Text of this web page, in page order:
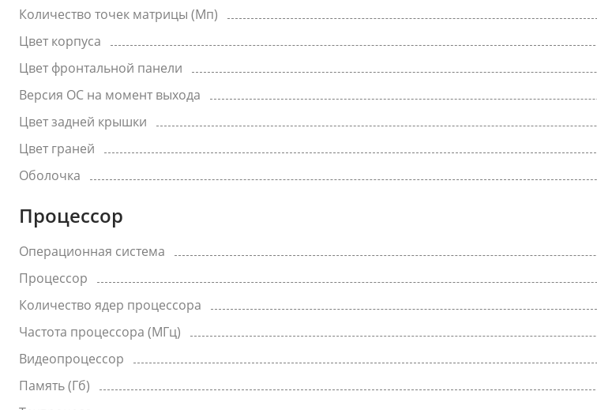
Количество точек матрицы (Мп)
Цвет корпуса
Цвет фронтальной панели
Версия ОС на момент выхода
Цвет задней крышки
Цвет граней
Оболочка
Процессор
Операционная система
Процессор
Количество ядер процессора
Частота процессора (МГц)
Видеопроцессор
Память (Гб)